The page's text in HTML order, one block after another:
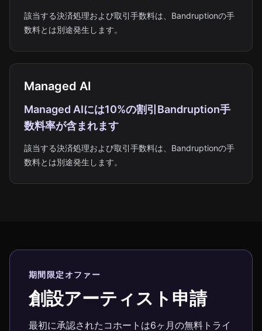
該当する決済処理および取引手数料は、Bandruptionの手
数料とは別途発生します。
Managed AI
Managed AIには10%の割引Bandruption手
数料率が含まれます
該当する決済処理および取引手数料は、Bandruptionの手
数料とは別途発生します。
期間限定オファー
創設アーティスト申請
最初に承認されたコホートは6ヶ月の無料トライ